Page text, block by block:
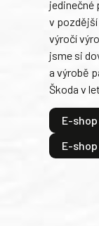
jedinečné
v
výročí
jsme si
a výrobě
Škoda v
E-shop
E-shop